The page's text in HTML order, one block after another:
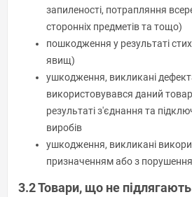
запиленості, потрапляння
сторонніх предметів та тощо)
пошкодження у результаті
явищ)
ушкодження, викликані
використовувався даний
результаті з'єднання та
виробів
ушкодження, викликані
призначенням або з
3.2 Товари, що не